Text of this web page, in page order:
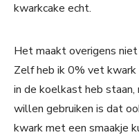
kwarkcake echt.
Het maakt overigens
Zelf heb ik 0% vet
in de koelkast heb
willen gebruiken is dat
kwark met een smaakje